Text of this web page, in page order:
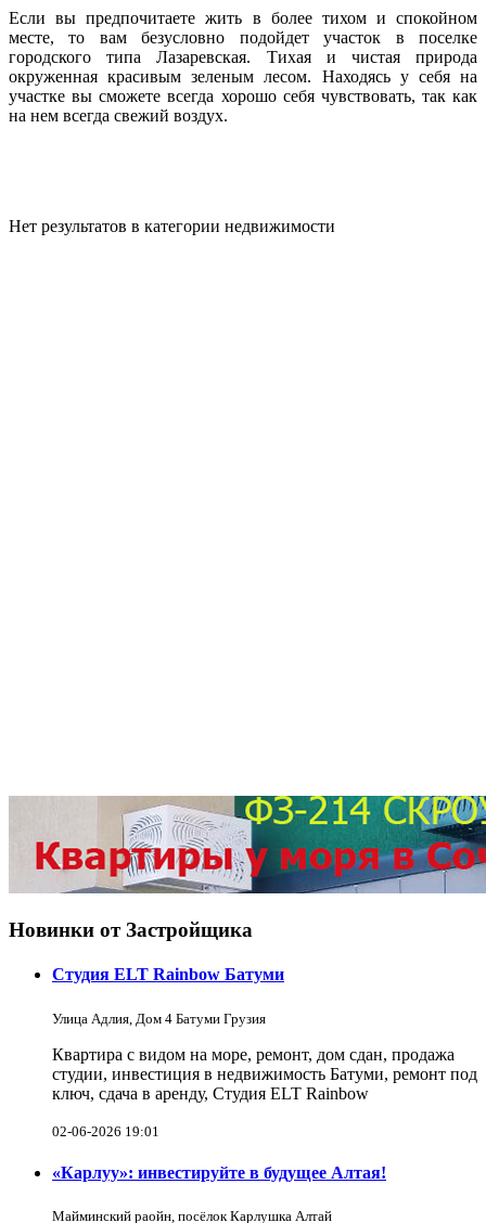
Если вы предпочитаете жить в более тихом и спокойном
месте, то вам безусловно подойдет участок в поселке
городского типа Лазаревская. Тихая и чистая природа
окруженная красивым зеленым лесом. Находясь у себя на
участке вы сможете всегда хорошо себя чувствовать, так как
на нем всегда свежий воздух.
Нет результатов в категории недвижимости
Новинки от Застройщика
Студия ELT Rainbow Батуми
Улица Адлия, Дом 4 Батуми Грузия
Квартира с видом на море, ремонт, дом сдан, продажа
студии, инвестиция в недвижимость Батуми, ремонт под
ключ, сдача в аренду, Студия ELT Rainbow
02-06-2026 19:01
«Карлуу»: инвестируйте в будущее Алтая!
Майминский раойн, посёлок Карлушка Алтай